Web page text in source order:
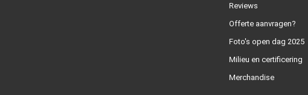
Reviews
Offerte aanvragen?
Foto's open dag 2025
Milieu en certificering
Merchandise